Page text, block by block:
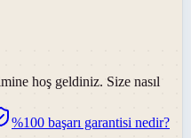
hoş geldiniz. Size nasıl
%100 başarı garantisi nedir?